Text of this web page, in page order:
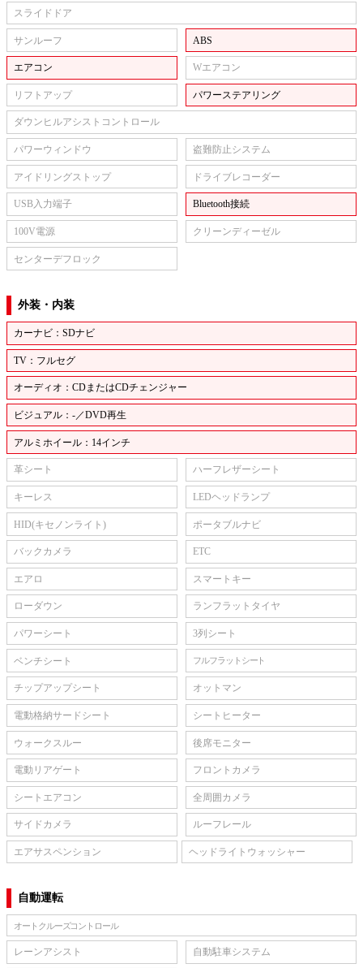
スライドドア
サンルーフ ABS
エアコン Wエアコン
リフトアップ パワーステアリング
ダウンヒルアシストコントロール
パワーウィンドウ 盗難防止システム
アイドリングストップ ドライブレコーダー
USB入力端子 Bluetooth接続
100V電源 クリーンディーゼル
センターデフロック
外装・内装
カーナビ：SDナビ
TV：フルセグ
オーディオ：CDまたはCDチェンジャー
ビジュアル：-／DVD再生
アルミホイール：14インチ
革シート ハーフレザーシート
キーレス LEDヘッドランプ
HID(キセノンライト) ポータブルナビ
バックカメラ ETC
エアロ スマートキー
ローダウン ランフラットタイヤ
パワーシート 3列シート
ベンチシート フルフラットシート
チップアップシート オットマン
電動格納サードシート シートヒーター
ウォークスルー 後席モニター
電動リアゲート フロントカメラ
シートエアコン 全周囲カメラ
サイドカメラ ルーフレール
エアサスペンション ヘッドライトウォッシャー
自動運転
オートクルーズコントロール
レーンアシスト 自動駐車システム